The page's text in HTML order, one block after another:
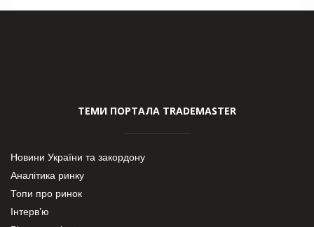
ТЕМИ ПОРТАЛА TRADEMASTER
Новини України та закордону
Аналітика ринку
Топи про ринок
Інтерв’ю